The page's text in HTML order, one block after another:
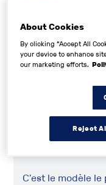
Kilométrage
Énergie
Description
Très beau coupé
C'est le modèle
About Cookies
By clicking “Accept All
your device to enhance
our marketing efforts.
Reject